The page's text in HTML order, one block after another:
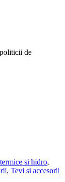
de
si hidro,
, Tevi si accesorii